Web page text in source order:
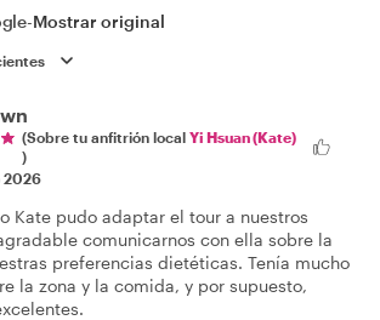
-Mostrar original
(Sobre tu anfitrión local Yi Hsuan (Kate)
)
2026
Kate pudo adaptar el tour a nuestros
comunicarnos con ella sobre la
preferencias dietéticas. Tenía mucho
la zona y la comida, y por supuesto,